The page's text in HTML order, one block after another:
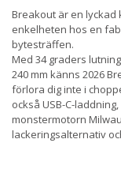
Breakout är en lyckad
enkelheten hos en
bytesträffen.
Med 34 graders
240 mm känns 2026
förlora dig inte i
också USB-C-
monstermotorn
lackeringsalternativ